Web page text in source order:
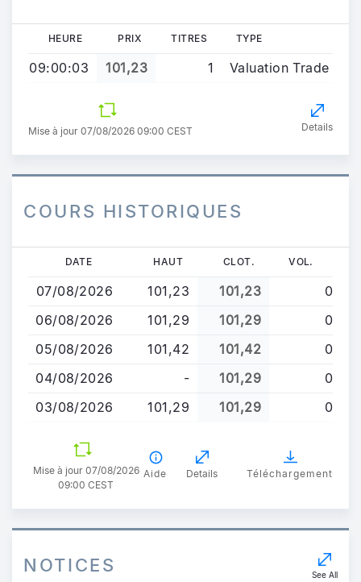
HEURE PRIX TITRES TYPE
09:00:03 101,23 1 Valuation Trade
Mise à jour 07/08/2026 09:00 CEST Details
COURS HISTORIQUES
contenu
principal
DATE HAUT CLOT. VOL.
07/08/2026 101,23 101,23
0
06/08/2026
101,29 101,29
0
05/08/2026
101,42 101,42
0
04/08/2026
- 101,29
0
03/08/2026
101,29 101,29 0
Mise à jour 07/08/2026
09:00 CEST
Aide Details Téléchargement
NOTICES See All